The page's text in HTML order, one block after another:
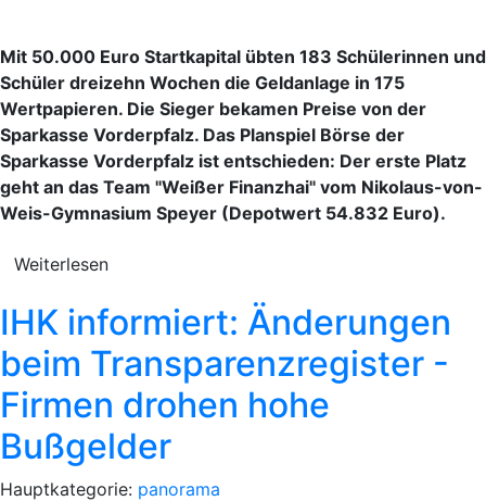
Mit 50.000 Euro Startkapital übten 183 Schülerinnen und
Schüler dreizehn Wochen die Geldanlage in 175
Wertpapieren. Die Sieger bekamen Preise von der
Sparkasse Vorderpfalz. Das Planspiel Börse der
Sparkasse Vorderpfalz ist entschieden: Der erste Platz
geht an das Team "Weißer Finanzhai" vom Nikolaus-von-
Weis-Gymnasium Speyer (Depotwert 54.832 Euro).
Weiterlesen
IHK informiert: Änderungen
beim Transparenzregister -
Firmen drohen hohe
Bußgelder
Hauptkategorie: panorama